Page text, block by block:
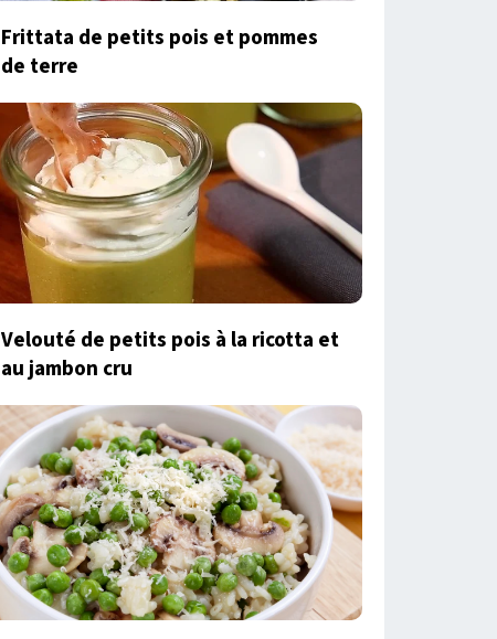
Frittata de petits pois et pommes
de terre
Velouté de petits pois à la ricotta et
au jambon cru